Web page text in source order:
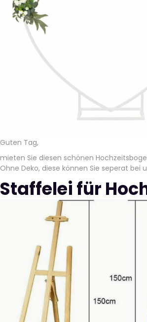
Guten Tag,
mieten Sie diesen schönen
Ohne Deko, diese können Sie seperat bei
Staffelei für